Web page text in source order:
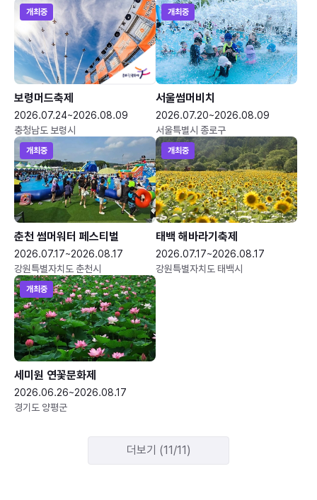
개최중
보령머드축제
2026.07.24~2026.08.09
충청남도 보령시
개최중
서울썸머비치
2026.07.20~2026.08.09
서울특별시 종로구
개최중
춘천 썸머워터 페스티벌
2026.07.17~2026.08.17
강원특별자치도 춘천시
개최중
태백 해바라기축제
2026.07.17~2026.08.17
강원특별자치도 태백시
개최중
세미원 연꽃문화제
2026.06.26~2026.08.17
경기도 양평군
더보기 (11/11)